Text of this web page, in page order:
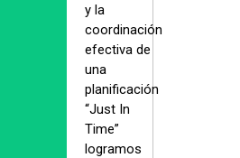
y la
coordinación
efectiva de
una
planificación
“Just In
Time”
logramos